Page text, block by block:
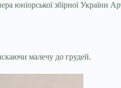
юніорської збірної
малечу до грудей.